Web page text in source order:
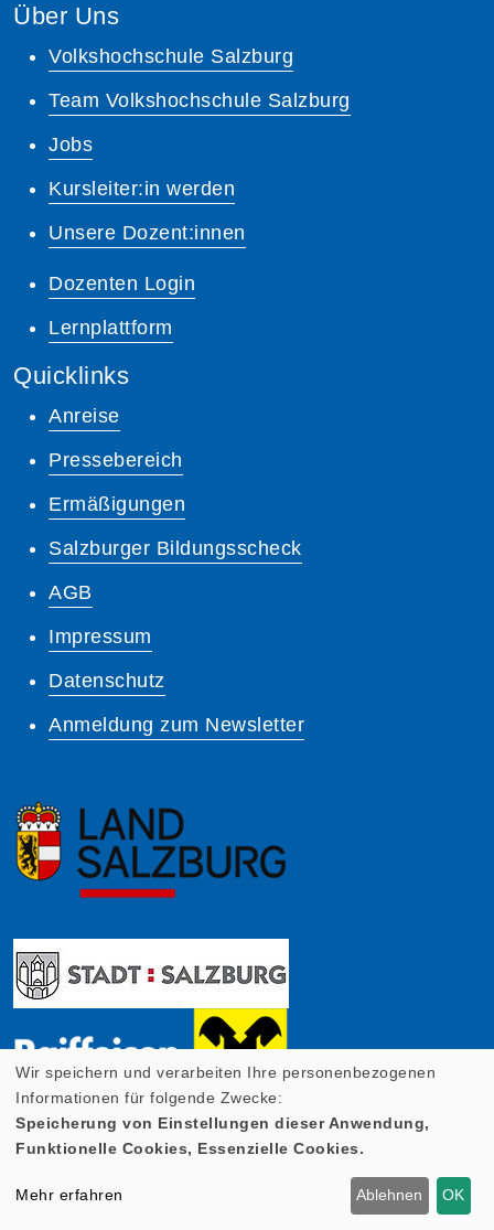
Über Uns
Volkshochschule Salzburg
Team Volkshochschule Salzburg
Jobs
Kursleiter:in werden
Unsere Dozent:innen
Dozenten Login
Lernplattform
Quicklinks
Anreise
Pressebereich
Ermäßigungen
Salzburger Bildungsscheck
AGB
Impressum
Datenschutz
Anmeldung zum Newsletter
Wir speichern und verarbeiten Ihre personenbezogenen
Informationen für folgende Zwecke:
Speicherung von Einstellungen dieser Anwendung,
Funktionelle Cookies, Essenzielle Cookies.
Mehr erfahren Ablehnen OK